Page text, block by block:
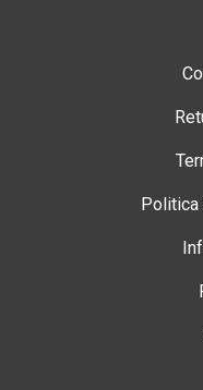
Politica